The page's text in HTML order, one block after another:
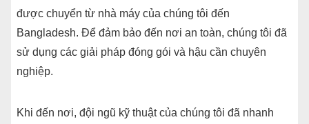
được chuyển từ nhà máy của chúng tôi đến
Bangladesh. Để đảm bảo đến nơi an toàn, chúng tôi đã
sử dụng các giải pháp đóng gói và hậu cần chuyên
nghiệp.
Khi đến nơi, đội ngũ kỹ thuật của chúng tôi đã nhanh